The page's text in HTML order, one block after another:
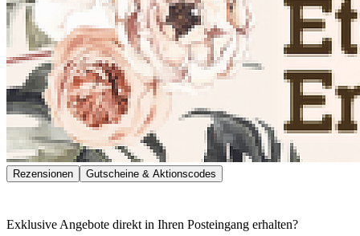
Rezensionen Gutscheine & Aktionscodes
Exklusive Angebote direkt in Ihren Posteingang erhalten?